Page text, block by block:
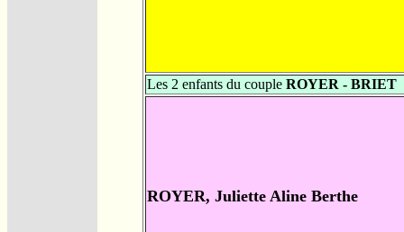
Les 2 enfants du couple ROYER - BRIET
ROYER, Juliette Aline Berthe